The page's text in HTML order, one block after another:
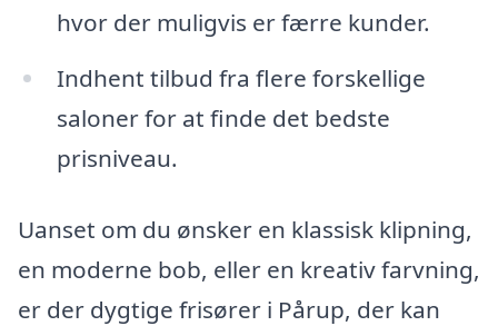
hvor der muligvis er færre kunder.
Indhent tilbud fra flere forskellige
saloner for at finde det bedste
prisniveau.
Uanset om du ønsker en klassisk klipning,
en moderne bob, eller en kreativ farvning,
er der dygtige frisører i Pårup, der kan